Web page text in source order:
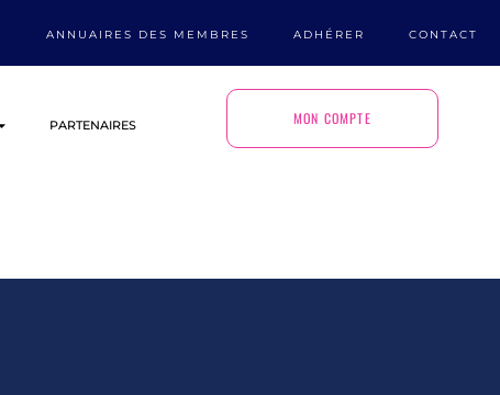
ANNUAIRES DES MEMBRES ADHÉRER CONTACT
PARTENAIRES MON COMPTE